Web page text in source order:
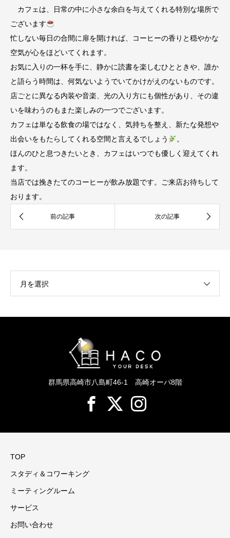
カフェは、日常の中に小さな余白を与えてくれる特別な場所で
ございます
忙しない毎日の合間に扉を開ければ、コーヒーの香りと穏やかな
空気が心をほどいてくれます。
お気に入りの一杯を手に、静かに読書を楽しむひとときや、誰か
と語らう時間は、何気ないようでいてかけがえのないものです。
店ごとに異なる内装や音楽、光の入り方にも個性があり、その違
いを味わうのもまた楽しみの一つでございます。
カフェは単なる飲食の場ではなく、気持ちを整え、新たな発想や
出会いをもたらしてくれる空間と言えるでしょう
。
ほんのひと息つきたいとき、カフェはいつでも優しく迎えてくれ
ます。
当店では挽きたてのコーヒーが飲み放題です。ご来店お待ちして
おります。
月を選択
群馬県高崎市八島町46-1 高崎オーパ8階
TOP
スタディ＆コワーキング
ミーティングルーム
サービス
お問い合わせ